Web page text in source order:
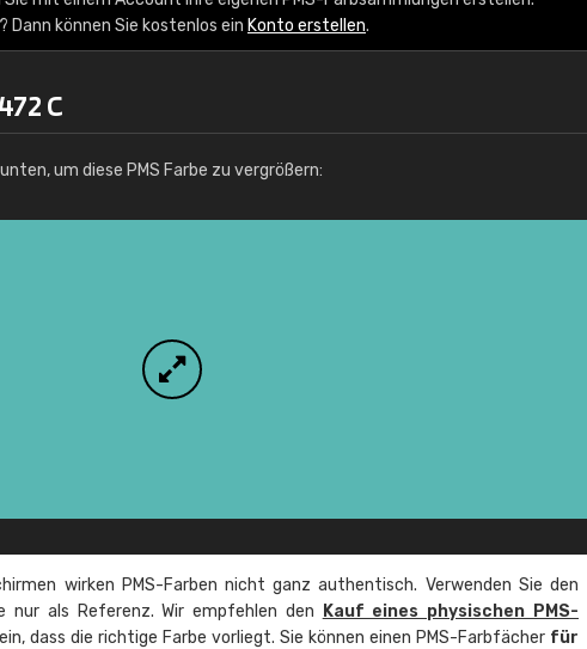
Dann können Sie kostenlos ein Konto erstellen.
C
um diese PMS Farbe zu vergrößern:
wirken PMS-Farben nicht ganz authentisch. Verwenden Sie den
nur als Referenz. Wir empfehlen den
Kauf eines physischen PMS-
dass die richtige Farbe vorliegt. Sie können einen PMS-Farbfächer für